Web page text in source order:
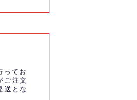
ってお
ご注文
送とな